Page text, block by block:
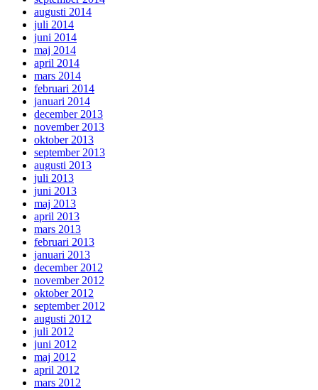
augusti 2014
juli 2014
juni 2014
maj 2014
april 2014
mars 2014
februari 2014
januari 2014
december 2013
november 2013
oktober 2013
september 2013
augusti 2013
juli 2013
juni 2013
maj 2013
april 2013
mars 2013
februari 2013
januari 2013
december 2012
november 2012
oktober 2012
september 2012
augusti 2012
juli 2012
juni 2012
maj 2012
april 2012
mars 2012